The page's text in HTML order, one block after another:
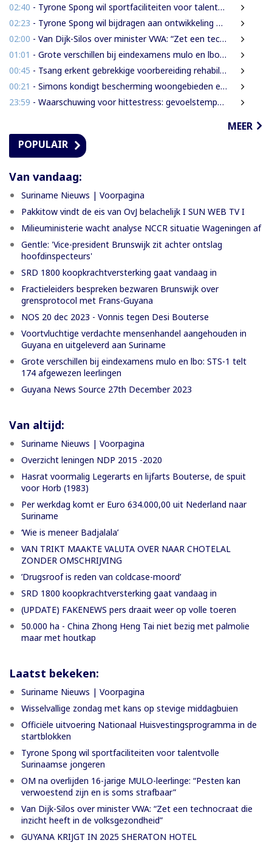
02:40 - Tyrone Spong wil sportfaciliteiten voor talentvolle Surinaamse jongeren
02:23 - Tyrone Spong wil bijdragen aan ontwikkeling Surinaamse jeugd
02:00 - Van Dijk-Silos over minister VWA: “Zet een technocraat die inzicht heeft in de volksgezondheid”
01:01 - Grote verschillen bij eindexamens mulo en lbo: STS-1 telt 174 afgewezen leerlingen
00:45 - Tsang erkent gebrekkige voorbereiding rehabilitatie Domineestraat
00:21 - Simons kondigt bescherming woongebieden en strengere aanpak illegale activiteiten aan
23:59 - Waarschuwing voor hittestress: gevoelstemperatuur in Suriname loopt op tot 38 graden
MEER
POPULAIR
Van vandaag:
Suriname Nieuws | Voorpagina
Pakkitow vindt de eis van OvJ belachelijk I SUN WEB TV I
Milieuministerie wacht analyse NCCR situatie Wageningen af
Gentle: 'Vice-president Brunswijk zit achter ontslag
hoofdinspecteurs'
SRD 1800 koopkrachtversterking gaat vandaag in
Fractieleiders bespreken bezwaren Brunswijk over
grensprotocol met Frans-Guyana
NOS 20 dec 2023 - Vonnis tegen Desi Bouterse
Voortvluchtige verdachte mensenhandel aangehouden in
Guyana en uitgeleverd aan Suriname
Grote verschillen bij eindexamens mulo en lbo: STS-1 telt
174 afgewezen leerlingen
Guyana News Source 27th December 2023
Van altijd:
Suriname Nieuws | Voorpagina
Overzicht leningen NDP 2015 -2020
Hasrat voormalig Legerarts en lijfarts Bouterse, de spuit
voor Horb (1983)
Per werkdag komt er Euro 634.000,00 uit Nederland naar
Suriname
‘Wie is meneer Badjalala’
VAN TRIKT MAAKTE VALUTA OVER NAAR CHOTELAL
ZONDER OMSCHRIJVING
’Drugsroof is reden van coldcase-moord’
SRD 1800 koopkrachtversterking gaat vandaag in
(UPDATE) FAKENEWS pers draait weer op volle toeren
50.000 ha - China Zhong Heng Tai niet bezig met palmolie
maar met houtkap
Laatst bekeken:
Suriname Nieuws | Voorpagina
Wisselvallige zondag met kans op stevige middagbuien
Officiële uitvoering Nationaal Huisvestingsprogramma in de
startblokken
Tyrone Spong wil sportfaciliteiten voor talentvolle
Surinaamse jongeren
OM na overlijden 16-jarige MULO-leerlinge: “Pesten kan
verwoestend zijn en is soms strafbaar”
Van Dijk-Silos over minister VWA: “Zet een technocraat die
inzicht heeft in de volksgezondheid”
GUYANA KRIJGT IN 2025 SHERATON HOTEL